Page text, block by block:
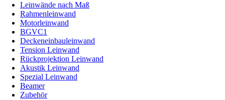
Leinwände nach Maß
Rahmenleinwand
Motorleinwand
BGVC1
Deckeneinbauleinwand
Tension Leinwand
Rückprojektion Leinwand
Akustik Leinwand
Spezial Leinwand
Beamer
Zubehör